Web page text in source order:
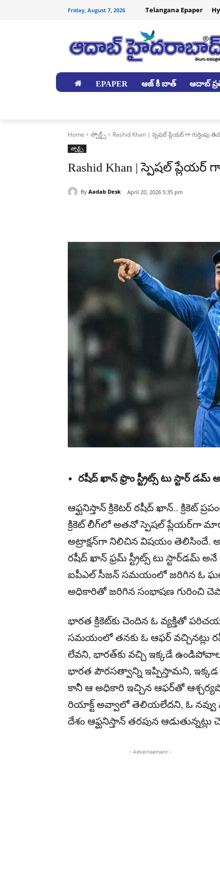
Friday, August 7, 2026 Telangana Epaper
EPAPER ఆజ్ కీ బాత్ ఆదాబ్
Home స్పోర్ట్స్ Rashid Khan | స్పెషల్ ప్లేయర్ గా గుర్తింపు
స్పోర్ట్స్
Rashid Khan | స్పెషల్ ప్లేయర్ గా
By Aadab Desk April 20, 2026 5:35 pm
రషీద్ ఖాన్ ఫ్రొం స్ట్రీట్స్ టు స్టార్ డమ్
ఆఫ్ఘ‌నిస్తాన్ క్రికెట‌ర్ ర‌షీద్ ఖాన్.. క్రికెట్
క్రికెట్ లీగ్‌లో అత‌నో స్పెష‌ల్‌ ప్లేయ‌ర్‌గా
అట్రాక్ష‌న్‌గా నిలిచిన విష‌యం తెలిసిందే.
ర‌షీద్ ఖాన్ ఫ్ర‌మ్ స్ట్రీట్స్ టు స్టార్‌డ‌మ్
ఐపీఎల్ సీజ‌న్ స‌మ‌యంలో జ‌రిగిన ఓ
అధికారితో జ‌రిగిన సంభాష‌ణ గురించి
భార‌త క్రికెట్‌కు చెందిన ఓ వ్య‌క్తితో
స‌మ‌యంలో త‌న‌కు ఓ ఆఫ‌ర్ వ‌చ్చిన‌ట్లు
లేవ‌ని, భార‌త్‌కు వ‌చ్చి ఇక్క‌డే
భార‌త పౌర‌స‌త్వాన్ని ఇప్పిస్తామ‌ని, ఇక్క‌డ
కానీ ఆ అధికారి ఇచ్చిన ఆఫ‌ర్‌తో
రియాక్ట్ అవ్వాలో తెలియ‌లేద‌ని, ఓ న‌వ్వు
దేశం ఆఫ్ఘ‌నిస్తాన్ త‌ర‌పున
- Advertisement -